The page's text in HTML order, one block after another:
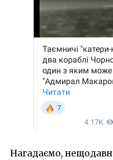
Нагадаємо,